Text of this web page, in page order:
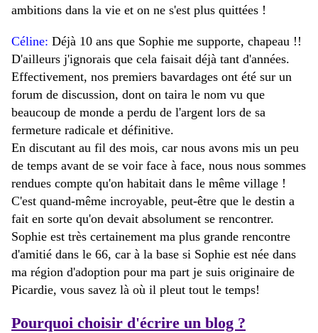
ambitions dans la vie et on ne s'est plus quittées !
Céline: Déjà 10 ans que Sophie me supporte, chapeau !!
D'ailleurs j'ignorais que cela faisait déjà tant d'années.
Effectivement, nos premiers bavardages ont été sur un
forum de discussion, dont on taira le nom vu que
beaucoup de monde a perdu de l'argent lors de sa
fermeture radicale et définitive.
En discutant au fil des mois, car nous avons mis un peu
de temps avant de se voir face à face, nous nous sommes
rendues compte qu'on habitait dans le même village !
C'est quand-même incroyable, peut-être que le destin a
fait en sorte qu'on devait absolument se rencontrer.
Sophie est très certainement ma plus grande rencontre
d'amitié dans le 66, car à la base si Sophie est née dans
ma région d'adoption pour ma part je suis originaire de
Picardie, vous savez là où il pleut tout le temps!
Pourquoi choisir d'écrire un blog ?